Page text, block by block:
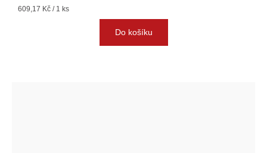
Měrná
609,17 Kč / 1 ks
Do košíku